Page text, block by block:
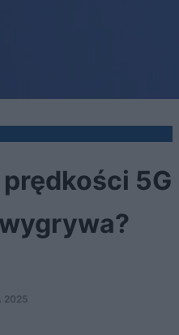
5G
2025